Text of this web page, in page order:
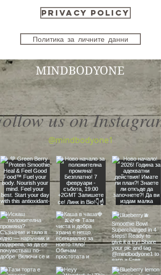
Privacy Policy
Политика за личните данни
MINDBODYONE
us on Instagram
@mindbodyone1